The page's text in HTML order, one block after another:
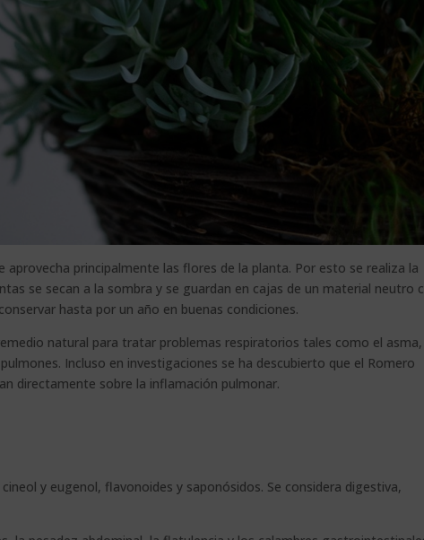
aprovecha principalmente las flores de la planta. Por esto se realiza la
se secan a la sombra y se guardan en cajas de un material neutro
hasta por un año en buenas condiciones.
natural para tratar problemas respiratorios tales como el asma,
Incluso en investigaciones se ha descubierto que el Romero
directamente sobre la inflamación pulmonar.
y eugenol, flavonoides y saponósidos. Se considera digestiva,